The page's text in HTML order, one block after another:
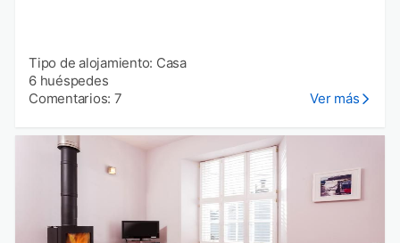
Tipo de alojamiento: Casa
6 huéspedes
Comentarios: 7
Ver más